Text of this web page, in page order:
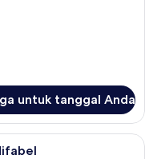
untuk tanggal Anda
premium, brankas, meja kerja,